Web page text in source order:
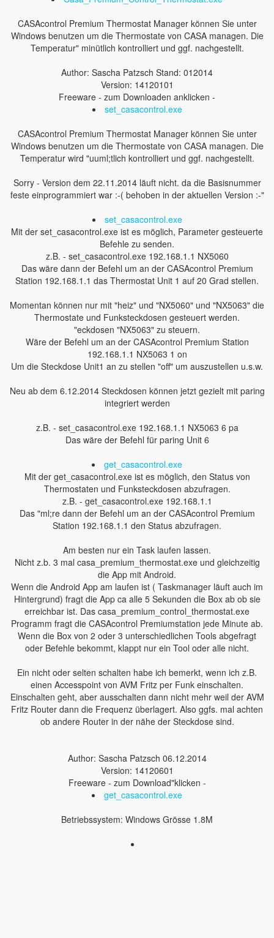
CASAcontrol Premium Thermostat Manager können Sie unter
Windows benutzen um die Thermostate von CASA managen. Die
Temperatur" minütlich kontrolliert und ggf. nachgestellt.
Author: Sascha Patzsch Stand: 012014
Version: 14120101
Freeware - zum Downloaden anklicken -
set_casacontrol.exe
CASAcontrol Premium Thermostat Manager können Sie unter
Windows benutzen um die Thermostate von CASA managen. Die
Temperatur wird "uuml;tlich kontrolliert und ggf. nachgestellt.
Sorry - Version dem 22.11.2014 läuft nicht. da die Basisnummer
feste einprogrammiert war :-( behoben in der aktuellen Version :-"
set_casacontrol.exe
Mit der set_casacontrol.exe ist es möglich, Parameter gesteuerte
Befehle zu senden.
z.B. - set_casacontrol.exe 192.168.1.1 NX5060
Das wäre dann der Befehl um an der CASAcontrol Premium
Station 192.168.1.1 das Thermostat Unit 1 auf 20 Grad stellen.
Momentan können nur mit "heiz" und "NX5060" und "NX5063" die
Thermostate und Funksteckdosen gesteuert werden.
"eckdosen "NX5063" zu steuern.
Wäre der Befehl um an der CASAcontrol Premium Station
192.168.1.1 NX5063 1 on
Um die Steckdose Unit1 an zu stellen "off" um auszustellen u.s.w.
Neu ab dem 6.12.2014 Steckdosen können jetzt gezielt mit paring
integriert werden
z.B. - set_casacontrol.exe 192.168.1.1 NX5063 6 pa
Das wäre der Befehl für paring Unit 6
get_casacontrol.exe
Mit der get_casacontrol.exe ist es möglich, den Status von
Thermostaten und Funksteckdosen abzufragen.
z.B. - get_casacontrol.exe 192.168.1.1
Das "ml;re dann der Befehl um an der CASAcontrol Premium
Station 192.168.1.1 den Status abzufragen.
Am besten nur ein Task laufen lassen.
Nicht z.b. 3 mal casa_premium_thermostat.exe und gleichzeitig
die App mit Android.
Wenn die Android App am laufen ist ( Taskmanager läuft auch im
Hintergrund) fragt die App ca alle 5 Sekunden die Box ab ob sie
erreichbar ist. Das casa_premium_control_thermostat.exe
Programm fragt die CASAcontrol Premiumstation jede Minute ab.
Wenn die Box von 2 oder 3 unterschiedlichen Tools abgefragt
oder Befehle bekommt, klappt nur ein Tool oder alle nicht.
Ein nicht oder selten schalten habe ich bemerkt, wenn ich z.B.
einen Accesspoint von AVM Fritz per Funk einschalten.
Einschalten geht, aber ausschalten dann nicht mehr weil der AVM
Fritz Router dann die Frequenz überlagert. Also ggfs. mal achten
ob andere Router in der nähe der Steckdose sind.
Author: Sascha Patzsch 06.12.2014
Version: 14120601
Freeware - zum Download"klicken -
get_casacontrol.exe
Betriebssystem: Windows Grösse 1.8M